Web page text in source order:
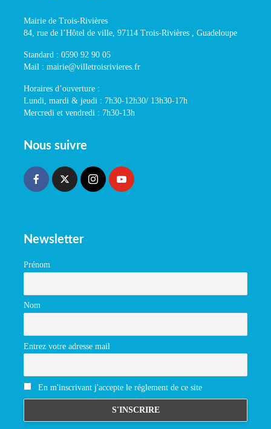
Mairie de Trois-Rivières
84, rue de l’Hôtel de ville, 97114 Trois-Rivières , Guadeloupe
Standard : 0590 92 90 05
Mail : mairie@villetroisrivieres.fr
Horaires d’ouverture :
Lundi, mardi & jeudi : 7h30-12h30/ 13h30-17h
Mercredi et vendredi : 7h30-13h
Nous suivre
Newsletter
Prénom
Nom
Entrez votre adresse mail
En m'inscrivant j'accepte le réglement de ce site